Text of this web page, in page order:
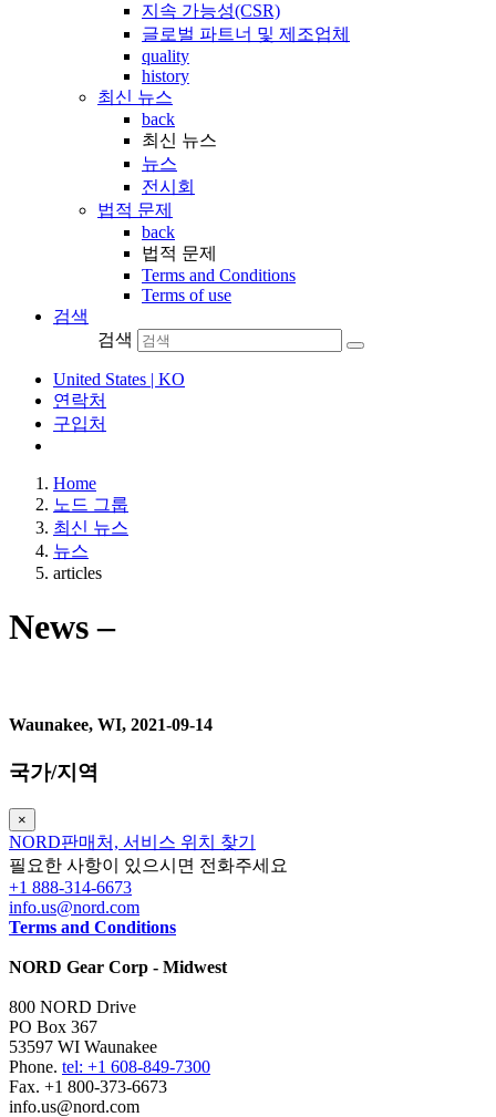
지속 가능성(CSR)
글로벌 파트너 및 제조업체
quality
history
최신 뉴스
back
최신 뉴스
뉴스
전시회
법적 문제
back
법적 문제
Terms and Conditions
Terms of use
검색
검색
United States | KO
연락처
구입처
Home
노드 그룹
최신 뉴스
뉴스
articles
News –
Waunakee, WI, 2021-09-14
국가/지역
×
NORD판매처, 서비스 위치 찾기
필요한 사항이 있으시면 전화주세요
+1 888-314-6673
info.us@nord.com
Terms and Conditions
NORD Gear Corp - Midwest
800 NORD Drive
PO Box 367
53597 WI Waunakee
Phone. tel: +1 608-849-7300
Fax. +1 800-373-6673
info.us@nord.com